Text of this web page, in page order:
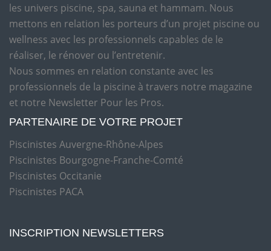
les univers piscine, spa, sauna et hammam. Nous
mettons en relation les porteurs d’un projet piscine ou
wellness avec les professionnels capables de le
réaliser, le rénover ou l’entretenir.
Nous sommes en relation constante avec les
professionnels de la piscine à travers notre magazine
et notre Newsletter Pour les Pros.
PARTENAIRE DE VOTRE PROJET
Piscinistes Auvergne-Rhône-Alpes
Piscinistes Bourgogne-Franche-Comté
Piscinistes Occitanie
Piscinistes PACA
INSCRIPTION NEWSLETTERS